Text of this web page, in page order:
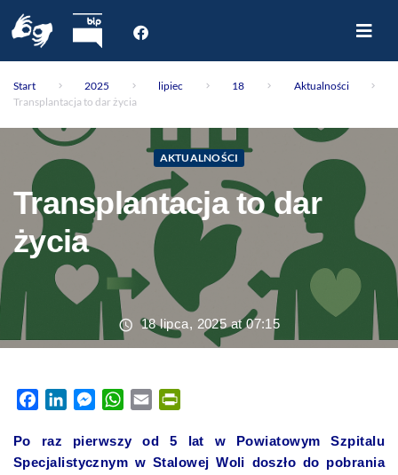
O nas
Oddziały
Poradnie
Rejestracja internetowa
Aktualności
Kontakt
Start 2025 lipiec 18
Aktualności
Transplantacja to dar życia
AKTUALNOŚCI
Transplantacja to dar
życia
18 lipca, 2025 at 07:15
FacebookLinkedInMessenger
WhatsApp
Email
Po raz pierwszy od 5 lat w Powiatowym Szpitalu
Specjalistycznym w Stalowej Woli doszło do pobrania